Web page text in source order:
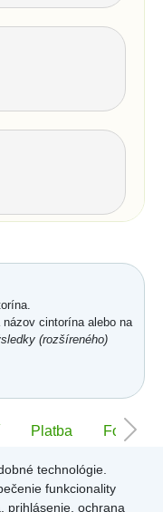
cintorína alebo na
(rozšíreného)
Platba Foto
technológie.
funkcionality
prihlásenie, ochrana